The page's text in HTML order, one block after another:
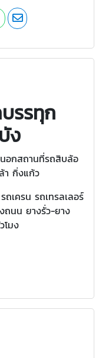
รรทุก
ง
นอกสถานที่รถสิบล้อ
า กิ่งแก้ว
ถเครน รถเทรลเลอร์
ถนน ยางรั่ว-ยาง
โมง